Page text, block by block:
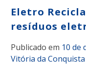
Eletro
resíduos
Publicado em 10 de
Vitória da Conquista